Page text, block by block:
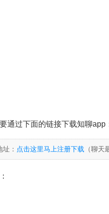
通过下面的链接下载知聊app
： 点击这里马上注册下载 （聊天